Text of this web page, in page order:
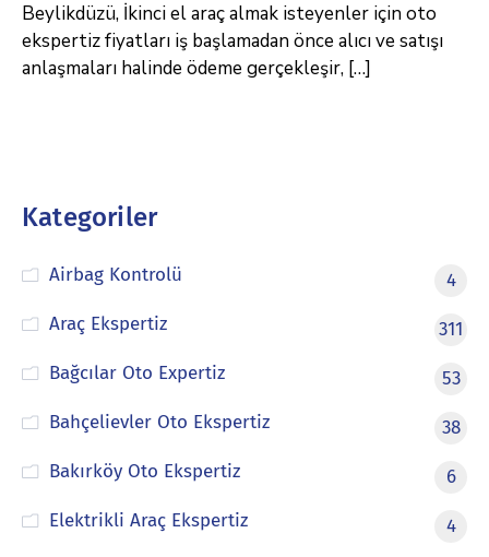
Beylikdüzü, İkinci el araç almak isteyenler için oto
ekspertiz fiyatları iş başlamadan önce alıcı ve satışı
anlaşmaları halinde ödeme gerçekleşir, […]
Kategoriler
Airbag Kontrolü
4
Araç Ekspertiz
311
Bağcılar Oto Expertiz
53
Bahçelievler Oto Ekspertiz
38
Bakırköy Oto Ekspertiz
6
Elektrikli Araç Ekspertiz
4